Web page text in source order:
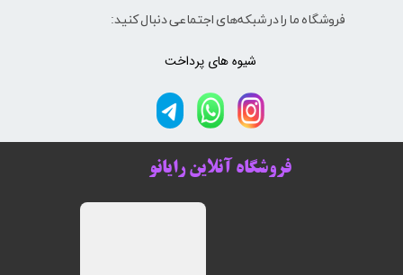
فروشگاه آنلاین رایانو
فروشگاه ما را در شبکه‌های اجتماعی دنبال کنید:
شیوه های پرداخت